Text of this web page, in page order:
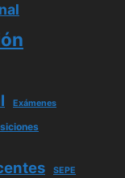
Exámenes
SEPE